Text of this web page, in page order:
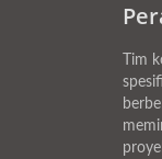
Tim